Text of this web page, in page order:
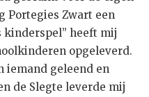
Portegies Zwart een
kinderspel” heeft mij
opgeleverd.
iemand geleend en
de Slegte leverde mij